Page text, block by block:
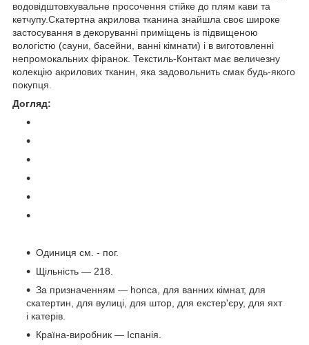
водовідштовхувальне просочення стійке до плям кави та
кетчупу.Скатертна акрилова тканина знайшла своє широке
застосування в декоруванні приміщень із підвищеною
вологістю (сауни, басейни, ванні кімнати) і в виготовленні
непромокальних фіранок. Текстиль-Контакт має величезну
колекцію акрилових тканин, яка задовольнить смак будь-якого
покупця.
Догляд:
Одиниця см. - пог.
Щільність — 218.
За призначенням — honca, для ванних кімнат, для
скатертин, для вулиці, для штор, для екстер'єру, для яхт
і катерів.
Країна-виробник — Іспанія.